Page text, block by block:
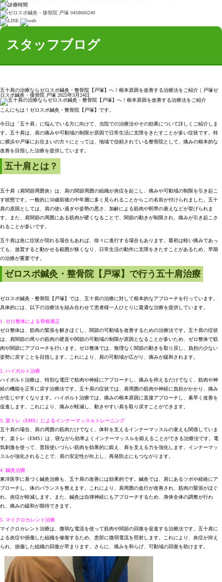
スタッフブログ
五十肩の治療ならゼロスポ鍼灸・整骨院【戸塚】へ！根本原因を改善する治療法をご紹介｜戸塚ゼ
ロスポ鍼灸・接骨院 戸塚 2025年3月24日
こんにちは！ゼロスポ鍼灸・整骨院【戸塚】です。
今日は「五十肩」に悩んでいる方に向けて、当院での治療法やその効果について詳しくご紹介しま
す。五十肩は、肩の痛みや可動域の制限が原因で日常生活に支障をきたすことが多い症状です。特
に横浜や戸塚にお住まいの方々にとっては、地域で信頼されている整骨院として、痛みの根本的な
改善を目指した治療を提供しています。
五十肩とは？
五十肩（肩関節周囲炎）は、肩の関節周囲の組織が炎症を起こし、痛みや可動域の制限を引き起こ
す状態です。一般的に50歳前後の中年層に多く見られることからこの名前が付けられました。五十
肩の原因としては、肩の使い過ぎや姿勢の悪さ、加齢による筋肉や靭帯の衰えなどが挙げられま
す。また、肩関節の周囲にある筋肉が硬くなることで、関節の動きが制限され、痛みが引き起こさ
れることが多いです。
五十肩は急に症状が現れる場合もあれば、徐々に進行する場合もあります。最初は軽い痛みであっ
ても、放置すると動かせる範囲が狭くなり、日常生活の動作に支障をきたすことがあるため、早期
の治療が重要です。
ゼロスポ鍼灸・整骨院【戸塚】で行う五十肩治療
ゼロスポ鍼灸・整骨院【戸塚】では、五十肩の治療に対して根本的なアプローチを行っています。
具体的には、以下の治療法を組み合わせて患者様一人ひとりに最適な治療を提供しています。
1. ゼロ整体による骨格矯正
ゼロ整体は、筋肉の緊張を解きほぐし、関節の可動域を改善するための治療法です。五十肩の症状
は、肩関節の周りの筋肉の硬直や関節の可動域の制限が原因となることが多いため、ゼロ整体で筋
肉や関節にアプローチを行います。ゼロ整体では、無理なく関節の動きを取り戻し、負担の少ない
姿勢に戻すことを目指します。これにより、肩の可動域が広がり、痛みが緩和されます。
2. ハイボルト治療
ハイボルト治療は、特別な電圧で筋肉や神経にアプローチし、痛みを抑えるだけでなく、筋肉や神
経の機能を正常に戻す治療法です。五十肩の症状では、肩周囲の筋肉や神経に負担がかかり、痛み
が生じやすくなります。ハイボルト治療では、痛みの根本原因に直接アプローチし、素早く改善を
促進します。これにより、痛みが軽減し、動きやすい肩を取り戻すことができます。
3. 楽トレ（EMS）によるインナーマッスルトレーニング
五十肩の場合、肩の周囲の筋肉だけでなく、体幹を支えるインナーマッスルの衰えも関係していま
す。楽トレ（EMS）は、寝ながら効率よくインナーマッスルを鍛えることができる治療法です。電
気刺激を使って、普段使いづらい筋肉を効果的に鍛え、肩を支える力を強化します。インナーマッ
スルが強化されることで、肩の安定性が向上し、再発防止にもつながります。
4. 鍼灸治療
東洋医学に基づく鍼灸治療も、五十肩の改善には効果的です。鍼灸では、肩にあるツボや経絡にア
プローチし、体のバランスを整えます。これにより、肩周囲の血行が改善され、筋肉の緊張がほぐ
れ、炎症が軽減します。また、鍼灸は自律神経にもアプローチするため、身体全体の調整が行わ
れ、痛みの緩和が期待できます。
5. マイクロカレント治療
マイクロカレント治療は、微弱な電流を使って筋肉や関節の回復を促進する治療法です。五十肩に
よる炎症や損傷した組織を修復するため、患部に微弱電流を照射します。これにより、炎症が抑え
られ、損傷した組織の回復が早まります。さらに、痛みを和らげ、可動域の回復を助けます。